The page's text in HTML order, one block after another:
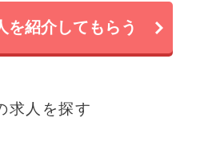
を紹介してもらう
求人を探す